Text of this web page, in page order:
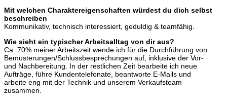
Mit welchen Charaktereigenschaften würdest du dich selbst
beschreiben
Kommunikativ, technisch interessiert, geduldig & teamfähig.
Wie sieht ein typischer Arbeitsalltag von dir aus?
Ca. 70% meiner Arbeitszeit wende ich für die Durchführung von
Bemusterungen/Schlussbesprechungen auf, inklusive der Vor-
und Nachbereitung. In der restlichen Zeit bearbeite ich neue
Aufträge, führe Kundentelefonate, beantworte E-Mails und
arbeite eng mit der Technik und unserem Verkaufsteam
zusammen.